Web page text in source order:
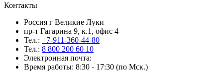
Контакты
Россия г Великие Луки
пр-т Гагарина 9, к.1, офис 4
Тел.: +7-911-360-44-80
Тел.: 8 800 200 60 10
Электронная почта:
Время работы: 8:30 - 17:30 (по Мск.)